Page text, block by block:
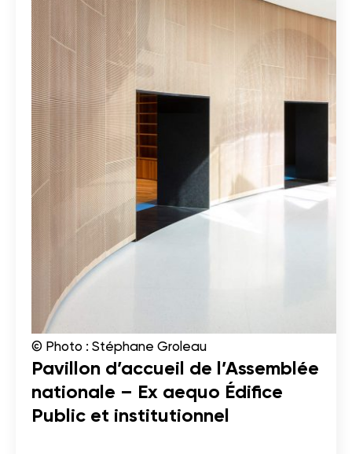
© Photo : Stéphane Groleau
Pavillon d’accueil de l’Assemblée
nationale – Ex aequo Édifice
Public et institutionnel